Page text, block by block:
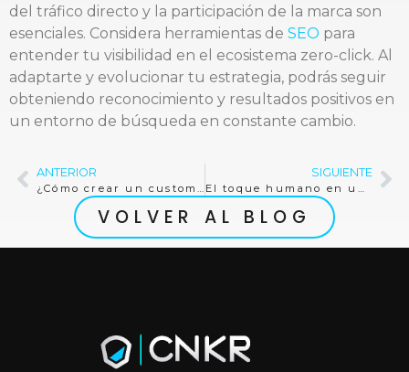
del tráfico directo y la participación de la marca son
esenciales. Considera herramientas de SEO para
entender tu visibilidad en el ecosistema zero-click. Al
adaptarte y evolucionar tu estrategia, podrás seguir
obteniendo reconocimiento y resultados positivos en
un entorno de búsqueda en constante cambio.
ANTERIOR
¿Cómo crear un customer journey map?
SIGUIENTE
El toque humano en un mundo de CRM impulsado por IA
VOLVER AL BLOG